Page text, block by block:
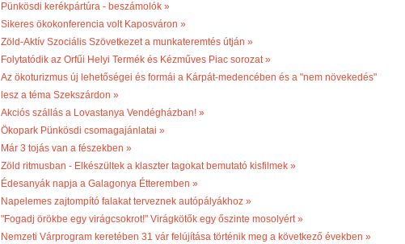
Pünkösdi kerékpártúra - beszámolók »
Sikeres ökokonferencia volt Kaposváron »
Zöld-Aktív Szociális Szövetkezet a munkateremtés útján »
Folytatódik az Orfűi Helyi Termék és Kézműves Piac sorozat »
Az ökoturizmus új lehetőségei és formái a Kárpát-medencében és a "nem növekedés"
lesz a téma Szekszárdon »
Akciós szállás a Lovastanya Vendégházban! »
Ökopark Pünkösdi csomagajánlatai »
Már 3 tojás van a fészekben »
Zöld ritmusban - Elkészültek a klaszter tagokat bemutató kisfilmek »
Édesanyák napja a Galagonya Étteremben »
Napelemes zajtompító falakat terveznek autópályákhoz »
"Fogadj örökbe egy virágcsokrot!" Virágkötők egy őszinte mosolyért »
Nemzeti Várprogram keretében 31 vár felújítása történik meg a következő években »